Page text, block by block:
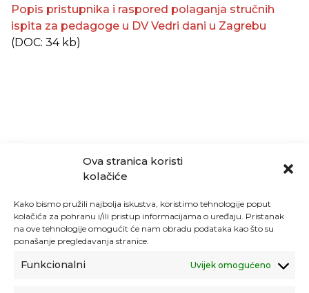
Ova stranica koristi
kolačiće
Kako bismo pružili najbolja iskustva, koristimo tehnologije poput
kolačića za pohranu i/ili pristup informacijama o uređaju. Pristanak
na ove tehnologije omogućit će nam obradu podataka kao što su
ponašanje pregledavanja stranice.
Funkcionalni Uvijek omogućeno
Popis pristupnika i raspored polaganja stručnih
ispita za pedagoge u DV Vedri dani u Zagrebu
(DOC: 34 kb)